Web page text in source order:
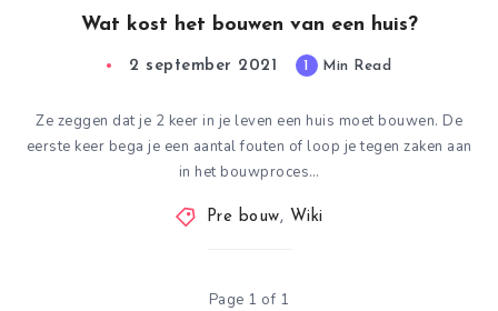
Wat kost het bouwen van een huis?
2 september 2021 1 Min Read
Ze zeggen dat je 2 keer in je leven een huis moet bouwen. De
eerste keer bega je een aantal fouten of loop je tegen zaken aan
in het bouwproces…
Pre bouw, Wiki
Page 1 of 1